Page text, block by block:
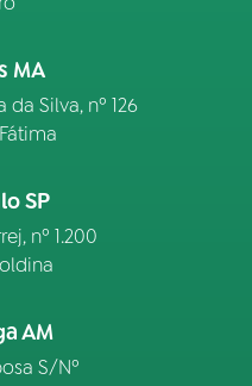
MA
Silva, nº 126
SP
nº 1.200
AM
S/Nº